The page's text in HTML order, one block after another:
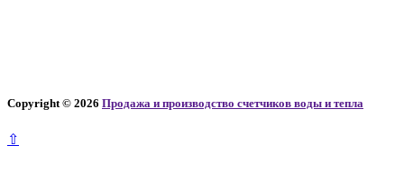
Copyright © 2026 Продажа и производство счетчиков воды и тепла
⇧